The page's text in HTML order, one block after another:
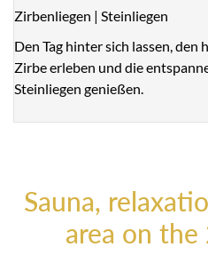
Zirbenliegen | Steinliegen
Den Tag hinter sich lassen,
Zirbe erleben und die
Steinliegen genießen.
Sauna,
area on the